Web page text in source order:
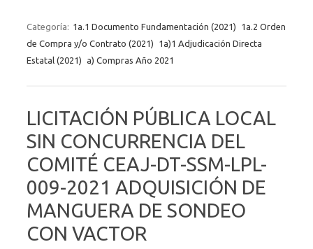
Categoría: 1a.1 Documento Fundamentación (2021)
1a.2 Orden
de Compra y/o Contrato (2021)
1a)1 Adjudicación Directa
Estatal (2021)
a) Compras Año 2021
LICITACIÓN PÚBLICA LOCAL
SIN CONCURRENCIA DEL
COMITÉ CEAJ-DT-SSM-LPL-
009-2021 ADQUISICIÓN DE
MANGUERA DE SONDEO
CON VACTOR